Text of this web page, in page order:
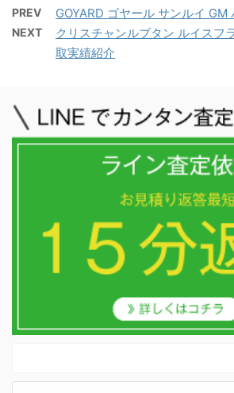
PREV GOYARD ゴヤール サンルイ GM
NEXT
クリスチャンルブタン ルイスフ
取実績紹介